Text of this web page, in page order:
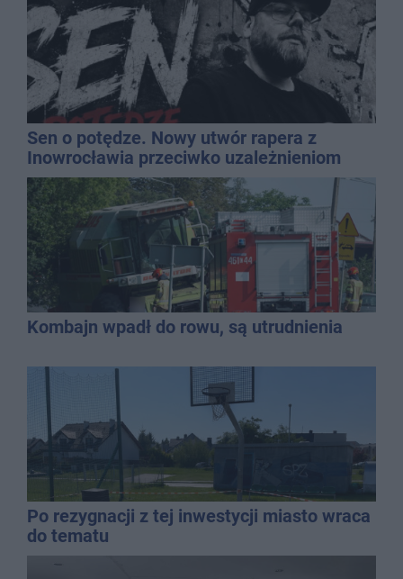
Sen o potędze. Nowy utwór rapera z
Inowrocławia przeciwko uzależnieniom
Kombajn wpadł do rowu, są utrudnienia
Po rezygnacji z tej inwestycji miasto wraca
do tematu